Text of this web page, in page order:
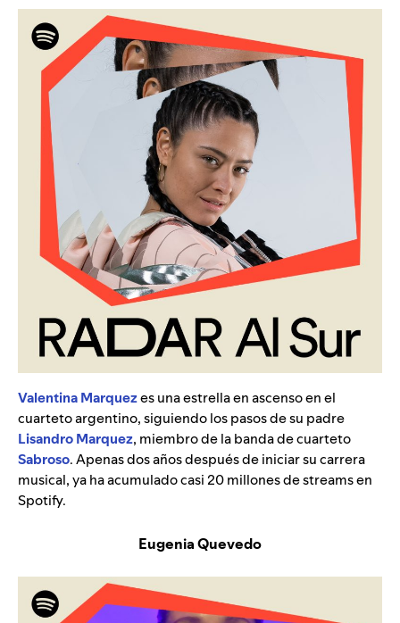
Valentina Marquezes una estrella en ascenso en el
cuarteto argentino, siguiendo los pasos de su padre
Lisandro Marquez, miembro de la banda de cuarteto
Sabroso. Apenas dos años después de iniciar su carrera
musical, ya ha acumulado casi 20 millones de streams en
Spotify.
Eugenia Quevedo